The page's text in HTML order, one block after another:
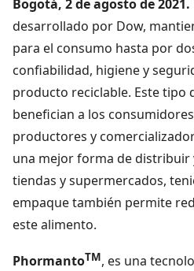
Bogotá, 2 de agosto de 2021.
desarrollado por Dow,
para el consumo hasta por
confiabilidad, higiene y
producto reciclable. Este tipo
benefician a los
productores y
una mejor forma de distribuir
tiendas y supermercados,
empaque también permite
este alimento.
PhormantoTM, es una